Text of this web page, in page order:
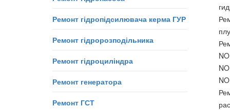
Ремонт гідропідсилювача керма ГУР
Ремонт гідророзподільника
Ремонт гідроциліндра
Ремонт генератора
Ремонт ГСТ